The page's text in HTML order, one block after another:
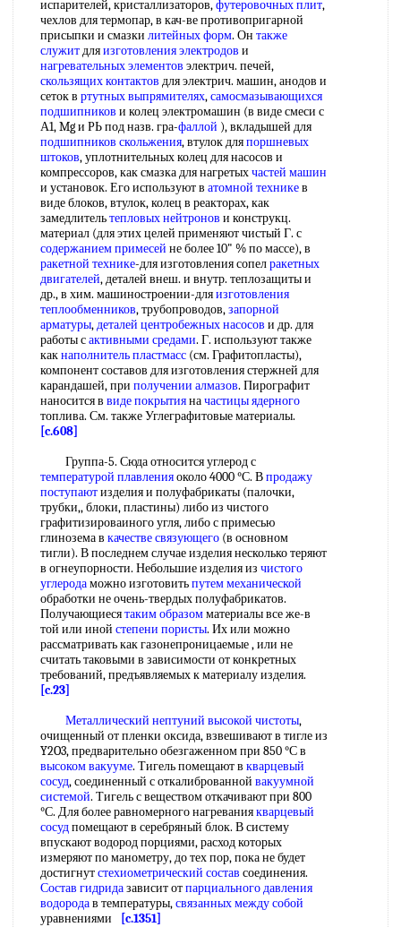
испарителей, кристаллизаторов,футеровочных плит,
чехлов для термопар, в кач-ве противопригарной
присыпки и смазки литейных форм. Он также
служитдляизготовления электродов и
нагревательных элементов электрич. печей,
скользящих контактов для электрич. машин, анодов и
сеток в ртутных выпрямителях,самосмазывающихся
подшипников и колец электромашин (в виде смеси с
А1, Mg и РЬ под назв. гра-фаллой ), вкладышей для
подшипников скольжения, втулок дляпоршневых
штоков, уплотнительных колец для насосов и
компрессоров, как смазка для нагретыхчастей машин
и установок. Его используют в атомной техникев
виде блоков, втулок, колец в реакторах, как
замедлительтепловых нейтронов и конструкц.
материал (для этих целей применяют чистый Г. с
содержанием примесей не более 10" % по массе), в
ракетной технике-для изготовления сопелракетных
двигателей, деталей внеш. и внутр. теплозащиты и
др., в хим. машиностроении-дляизготовления
теплообменников, трубопроводов,запорной
арматуры,деталей центробежных насосов и др. для
работы сактивными средами. Г. используют также
какнаполнитель пластмасс (см. Графитопласты),
компонент составов для изготовления стержней для
карандашей, при получении алмазов. Пирографит
наносится в виде покрытияначастицы ядерного
топлива. См. также Углеграфитовые материалы.
[c.608]
Группа-5. Сюда относится углерод с
температурой плавленияоколо 4000 °С. Впродажу
поступаютизделия и полуфабрикаты (палочки,
трубки,, блоки, пластины) либо из чистого
графитизироваиного угля, либо с примесью
глинозема в качестве связующего (в основном
тигли). В последнем случае изделия несколько теряют
в огнеупорности. Небольшие изделия из чистого
углеродаможно изготовитьпутем механической
обработки не очень-твердых полуфабрикатов.
Получающиесятаким образомматериалы все же-в
той или иной степени пористы. Их или можно
рассматривать как газонепроницаемые , или не
считать таковыми в зависимости от конкретных
требований, предъявляемых к материалу изделия.
[c.23]
Металлический нептуний высокой чистоты,
очищенный от пленки оксида, взвешивают в тигле из
Y2O3, предварительно обезгаженном при 850 °С в
высоком вакууме. Тигель помещают в кварцевый
сосуд, соединенный с откалиброванной вакуумной
системой. Тигель с веществом откачивают при 800
°С. Для более равномерного нагреваниякварцевый
сосудпомещают в серебряный блок. В систему
впускают водород порциями, расход которых
измеряют по манометру, до тех пор, пока не будет
достигнутстехиометрический состав соединения.
Состав гидридазависит отпарциального давления
водородав температуры,связанных междусобой
уравнениями
[c.1351]